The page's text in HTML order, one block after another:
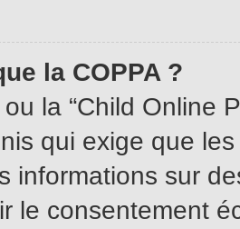
la COPPA ?
la “Child Online
qui exige que
informations sur
le consentement